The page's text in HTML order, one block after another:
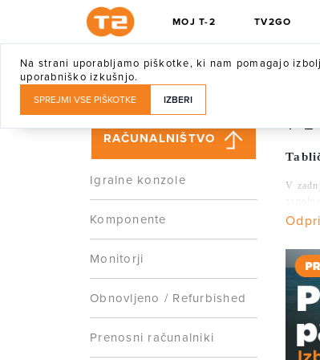
Na strani uporabljamo piškotke, ki nam pomagajo
uporabniško izkušnjo.
SPREJMI VSE PIŠKOTKE IZBERI
MOJ T-2 TV2GO
T-2 KLUB UGODNOSTI T-2
RAČUNALNIŠTVO
Igralne konzole
Komponente
Monitorji
Obnovljeno / Refurbished
Prenosni računalniki
T-2
V
V T-2